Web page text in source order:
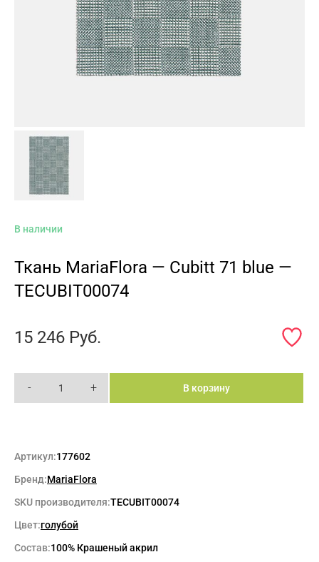
В наличии
Ткань MariaFlora — Cubitt 71 blue —
TECUBIT00074
15 246 Руб.
- + В корзину
Артикул:177602
Бренд:MariaFlora
SKU производителя:TECUBIT00074
Цвет:голубой
Состав:100% Крашеный акрил